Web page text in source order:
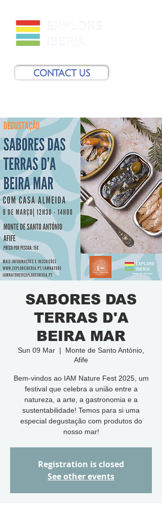
CONTACT US
SABORES DAS
TERRAS D'A
BEIRA MAR
Sun 09 Mar
  |
Monte de Santo António,
Afife
Bem-vindos ao IAM Nature Fest 2025, um
festival que celebra a união entre a
natureza, a arte, a gastronomia e a
sustentabilidade! Temos para si uma
especial degustação com produtos do
nosso mar!
Registration is closed
See other events